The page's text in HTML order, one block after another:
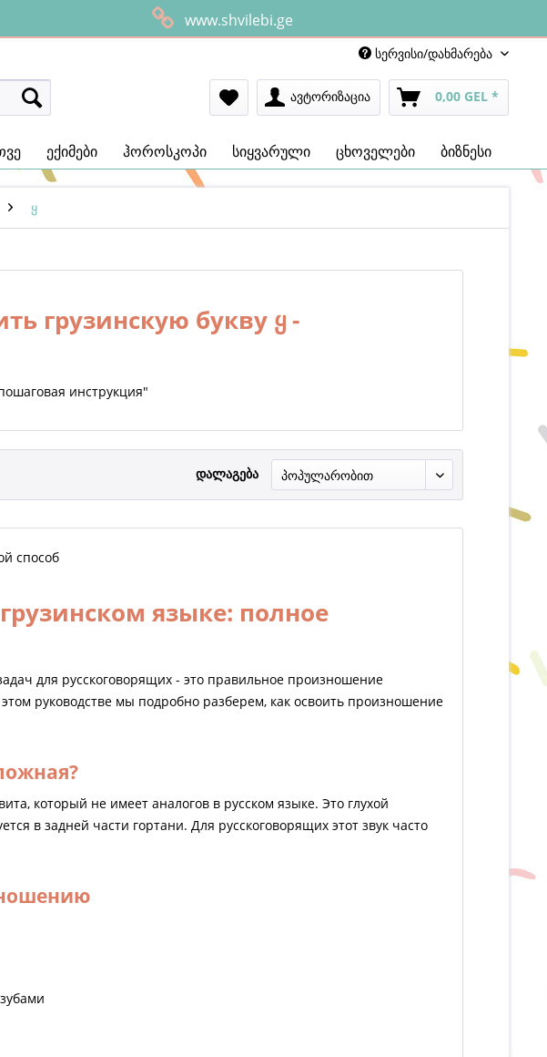
www.shvilebi.ge
სერვისი/დახმარება
ავტორიზაცია 0,00 GEL *
ექიმები ჰოროსკოპი სიყვარული ცხოველები ბიზნესი
ყ
грузинскую букву ყ -
инструкция"
დალაგება
способ
языке: полное
для русскоговорящих - это правильное произношение
руководстве мы подробно разберем, как освоить произношение
который не имеет аналогов в русском языке. Это глухой
в задней части гортани. Для русскоговорящих этот звук часто